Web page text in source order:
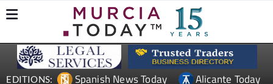
EDITIONS: Spanish News Today Alicante Today